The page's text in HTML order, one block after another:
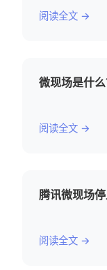
阅读全文 →
微现场是什
阅读全文 →
腾讯微现场
阅读全文 →